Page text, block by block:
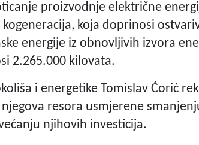
proizvodnje električne
koja doprinosi
energije iz obnovljivih izvora
2.265.000 kilovata.
i energetike Tomislav Ćorić
resora usmjerene
njihovih investicija.